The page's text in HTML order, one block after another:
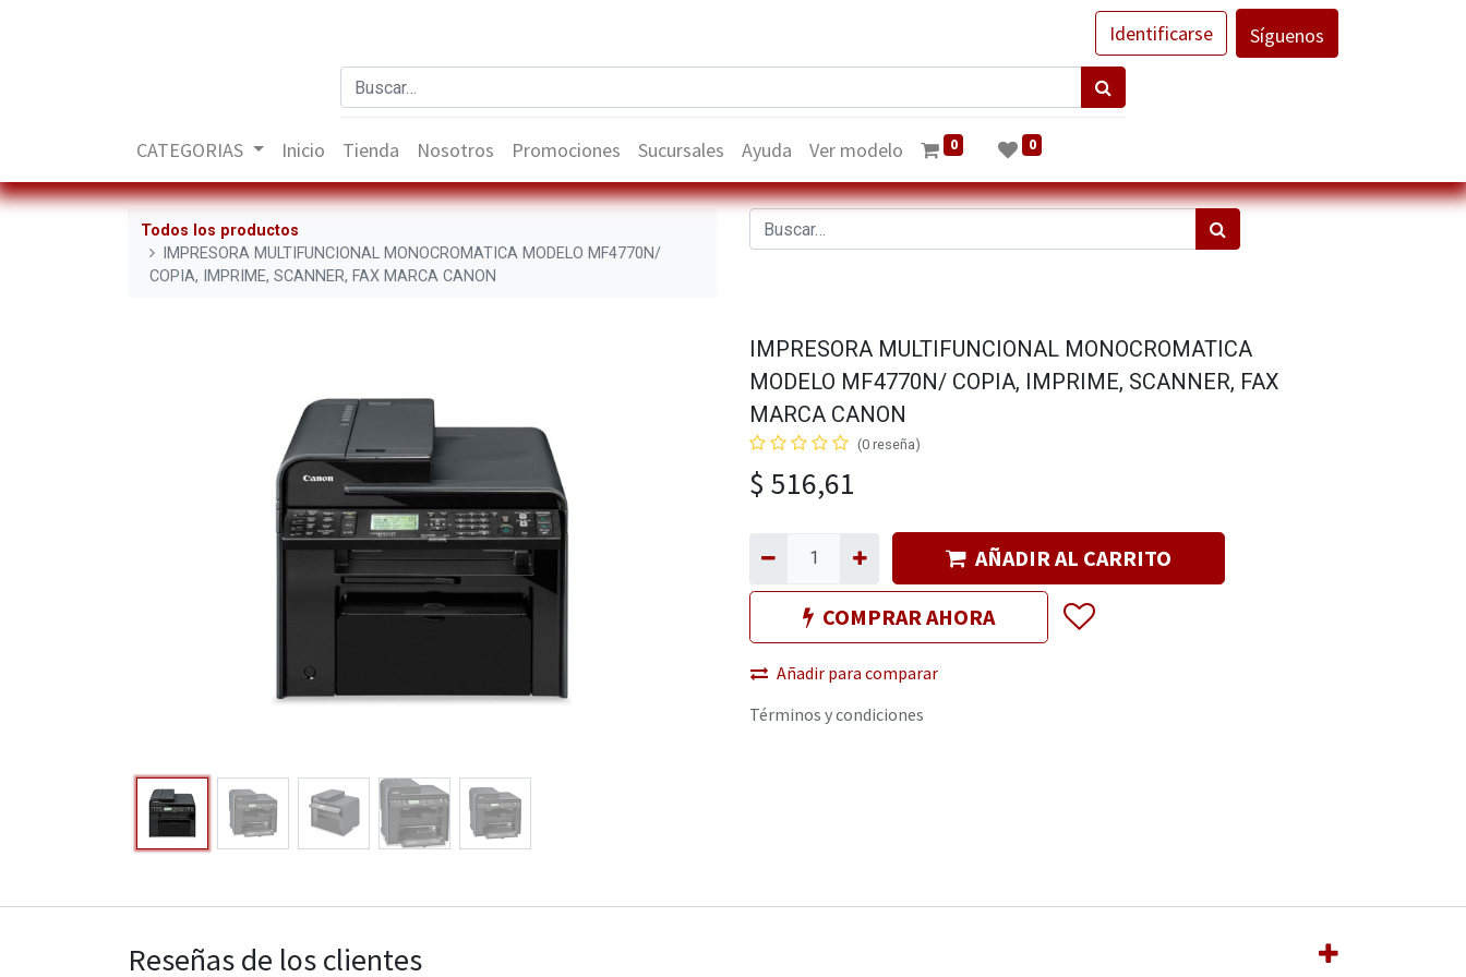
Identificarse Síguenos
CATEGORIAS Inicio Tienda Nosotros Promociones Sucursales Ayuda Ver modelo 0 0
Todos los productos
IMPRESORA MULTIFUNCIONAL MONOCROMATICA MODELO MF4770N/
COPIA, IMPRIME, SCANNER, FAX MARCA CANON
IMPRESORA MULTIFUNCIONAL MONOCROMATICA
MODELO MF4770N/ COPIA, IMPRIME, SCANNER, FAX
MARCA CANON
(0 reseña)
$ 516,61
AÑADIR AL CARRITO
COMPRAR AHORA
Añadir para comparar
Términos y condiciones
Reseñas de los clientes